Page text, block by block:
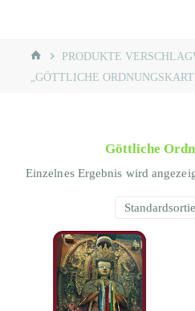
contentSchaumburg
HOMEPRODUKTE
„GÖTTLICHE
Göttliche
Einzelnes Ergebnis wird